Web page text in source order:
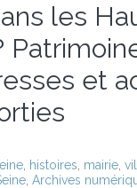
les
et
histoires mairie
Archives